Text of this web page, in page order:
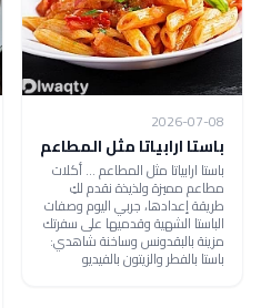
2026-07-08
باستا ارابياتا مثل المطاعم
باستا ارابياتا مثل المطاعم ... أكلات
مطاعم مميزة ولذيذة نقدم لكِ
طريقة إعدادها، جربي اليوم وصفات
الباستا الشهية وقدميها على سفرتك
مزينة بالبقدونس وساخنة شاهدي:
باستا بالفطر والزيتون بالفيديو